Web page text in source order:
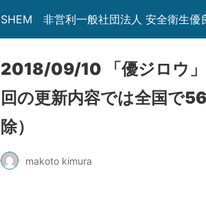
SHEM 非営利一般社団法人 安全衛生優
2018/09/10 「優ジロウ」
回の更新内容では全国で
除）
makoto kimura